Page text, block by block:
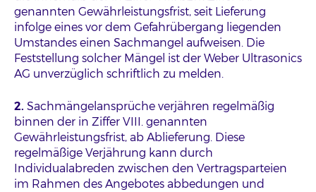
genannten Gewährleistungsfrist, seit Lieferung
infolge eines vor dem Gefahrübergang liegenden
Umstandes einen Sachmangel aufweisen. Die
Feststellung solcher Mängel ist der Weber Ultrasonics
AG unverzüglich schriftlich zu melden.
2. Sachmängelansprüche verjähren regelmäßig
binnen der in Ziffer VIII. genannten
Gewährleistungsfrist, ab Ablieferung. Diese
regelmäßige Verjährung kann durch
Individualabreden zwischen den Vertragsparteien
im Rahmen des Angebotes abbedungen und